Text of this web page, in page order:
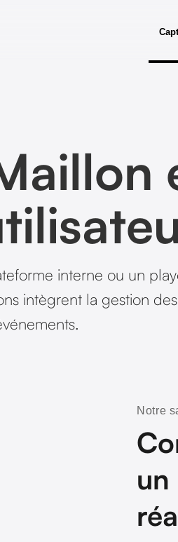
interne ou un
intègrent la gestion
Notre
un